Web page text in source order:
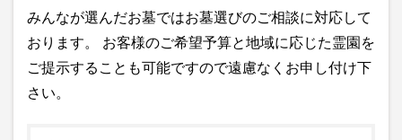
みんなが選んだお墓ではお墓選びのご相談に対応して
おります。 お客様のご希望予算と地域に応じた霊園を
ご提示することも可能ですので遠慮なくお申し付け下
さい。